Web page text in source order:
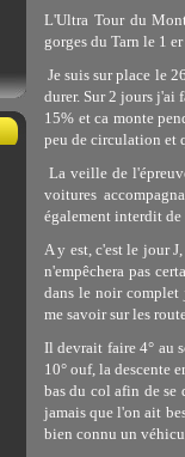
L'Ultra Tour du
gorges du Tarn le 1
Je suis sur place le
durer. Sur 2 jours j'ai
15% et ca monte
peu de circulation et
La veille de
voitures
également interdit de
A y est, c'est le jour
n'empêchera pas
dans le noir complet
me savoir sur les
Il devrait faire 4° au
10° ouf, la descente
bas du col afin de se
jamais que l'on ait
bien connu un